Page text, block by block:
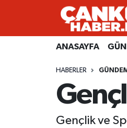
ANASAYFA
HABERLER
Gençlik ve
ANASAYFA
SİYASET
Künye
Gizlilik Sözleşmesi
Merkez Hava Durumu
Süper Lig Puan Durumu ve